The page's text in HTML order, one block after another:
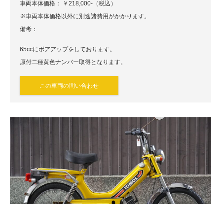
車両本体価格： ￥218,000-（税込）
※車両本体価格以外に別途諸費用がかかります。
備考：
65ccにボアアップをしております。
原付二種黄色ナンバー取得となります。
この車両の問い合わせ